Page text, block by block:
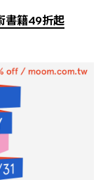
書籍49折起